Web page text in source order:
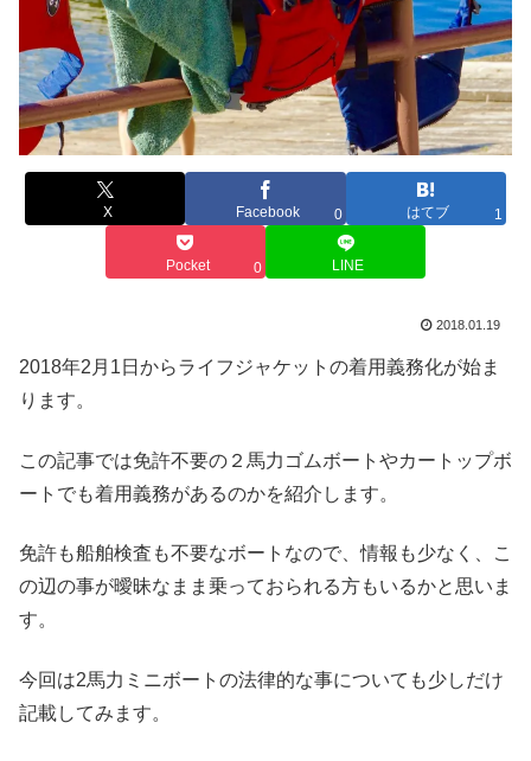
X Facebook 0 はてブ 1
Pocket 0 LINE
2018.01.19
2018年2月1日からライフジャケットの着用義務化が始ま
ります。
この記事では免許不要の２馬力ゴムボートやカートップボ
ートでも着用義務があるのかを紹介します。
免許も船舶検査も不要なボートなので、情報も少なく、こ
の辺の事が曖昧なまま乗っておられる方もいるかと思いま
す。
今回は2馬力ミニボートの法律的な事についても少しだけ
記載してみます。